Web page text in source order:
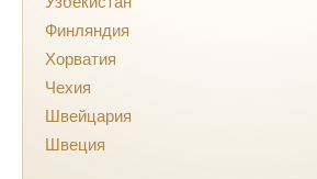
Финляндия
Хорватия
Чехия
Швейцария
Швеция